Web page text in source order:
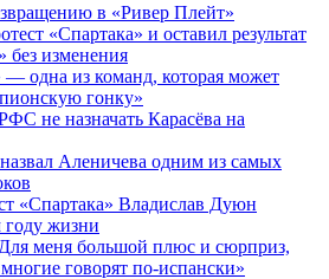
в «Ривер Плейт»
«Спартака» и оставил результат
без изменения
— одна из команд, которая может
гонку»
не назначать Карасёва на
Аленичева одним из самых
«Спартака» Владислав Дуюн
году жизни
меня большой плюс и сюрприз,
говорят по‑испански»